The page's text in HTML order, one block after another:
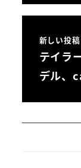
新しい投稿
テイラ
デル、